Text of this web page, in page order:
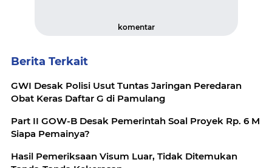
komentar
Berita Terkait
GWI Desak Polisi Usut Tuntas Jaringan Peredaran
Obat Keras Daftar G di Pamulang
Part II GOW-B Desak Pemerintah Soal Proyek Rp. 6 M
Siapa Pemainya?
Hasil Pemeriksaan Visum Luar, Tidak Ditemukan